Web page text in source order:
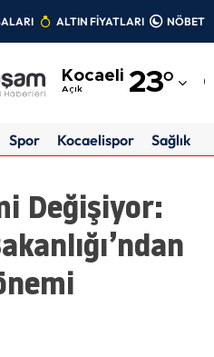
ALTIN FİYATLARI
Kocaeli
Açık 23°
Adıyaman
Amasya
Ankara
Spor Kocaelispor Sağlık
Değişiyor: